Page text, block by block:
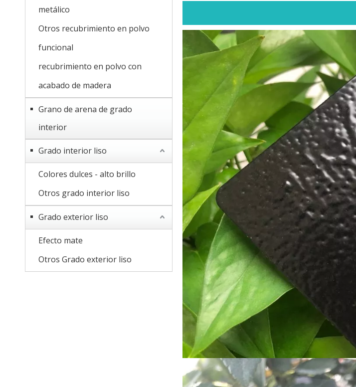
metálico
Otros recubrimiento en polvo
funcional
recubrimiento en polvo con
acabado de madera
Grano de arena de grado
interior
Grado interior liso
Colores dulces - alto brillo
Otros grado interior liso
Grado exterior liso
Efecto mate
Otros Grado exterior liso